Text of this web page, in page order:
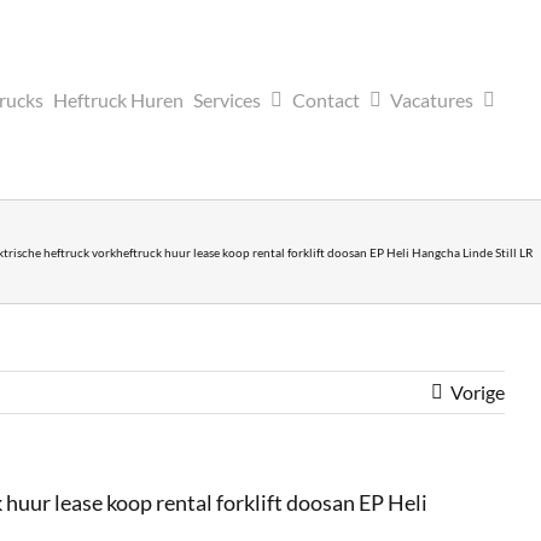
Heftruck Huren Services Contact Vacatures
heftruck vorkheftruck huur lease koop rental forklift doosan EP Heli Hangcha Linde Still LR
Vorige
lease koop rental forklift doosan EP Heli